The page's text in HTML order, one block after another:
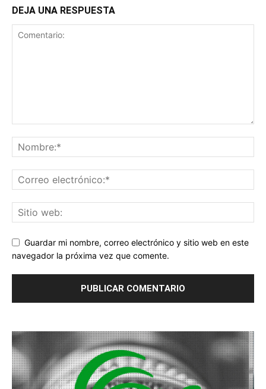
DEJA UNA RESPUESTA
Guardar mi nombre, correo electrónico y sitio web en este
navegador la próxima vez que comente.